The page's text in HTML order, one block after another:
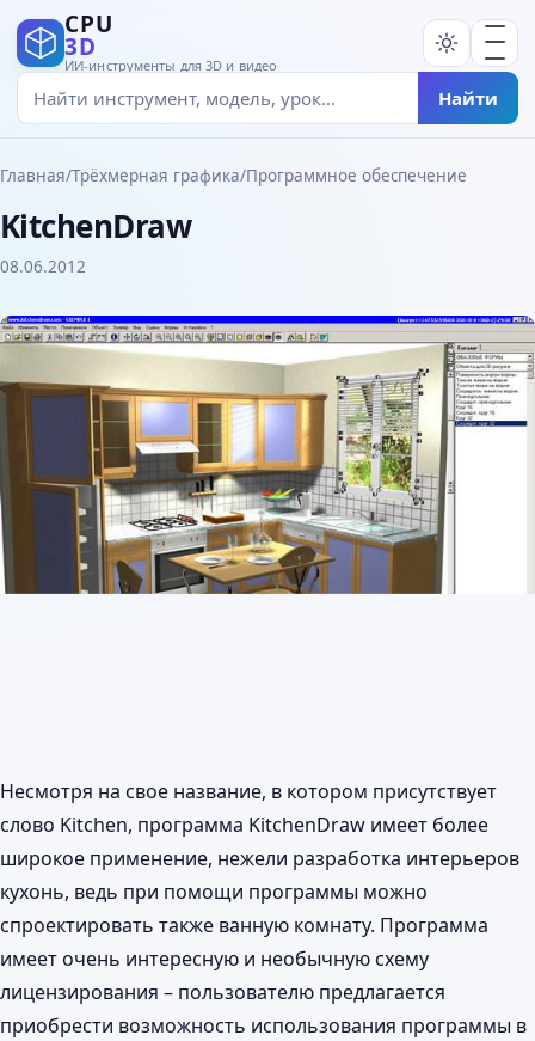
CPU
3D
ИИ-инструменты для 3D и видео
Найти
Главная/Трёхмерная графика/Программное обеспечение
KitchenDraw
08.06.2012
Несмотря на свое название, в котором присутствует
слово Kitchen, программа KitchenDraw имеет более
широкое применение, нежели разработка интерьеров
кухонь, ведь при помощи программы можно
спроектировать также ванную комнату. Программа
имеет очень интересную и необычную схему
лицензирования – пользователю предлагается
приобрести возможность использования программы в